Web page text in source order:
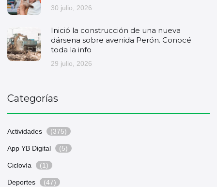
30 julio, 2026
Inició la construcción de una nueva
dársena sobre avenida Perón. Conocé
toda la info
29 julio, 2026
Categorías
Actividades (375)
App YB Digital (5)
Ciclovía (1)
Deportes (47)